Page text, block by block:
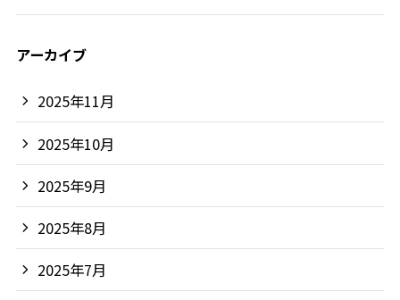
アーカイブ
2025年11月
2025年10月
2025年9月
2025年8月
2025年7月